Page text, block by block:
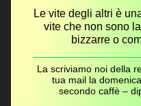
Le vite degli altri è
vite che non sono
bizzarre o
La scriviamo noi della
tua mail la
secondo caffè –